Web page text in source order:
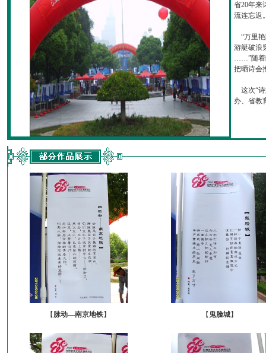
省20年来
流连忘返
“万里艳
游艇破浪
……”随着
把晒诗会
这次“诗
办、省教
【脉动—南京地铁】 【 鬼脸城】